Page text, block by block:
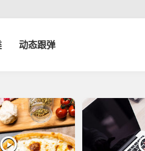
动态跟弹